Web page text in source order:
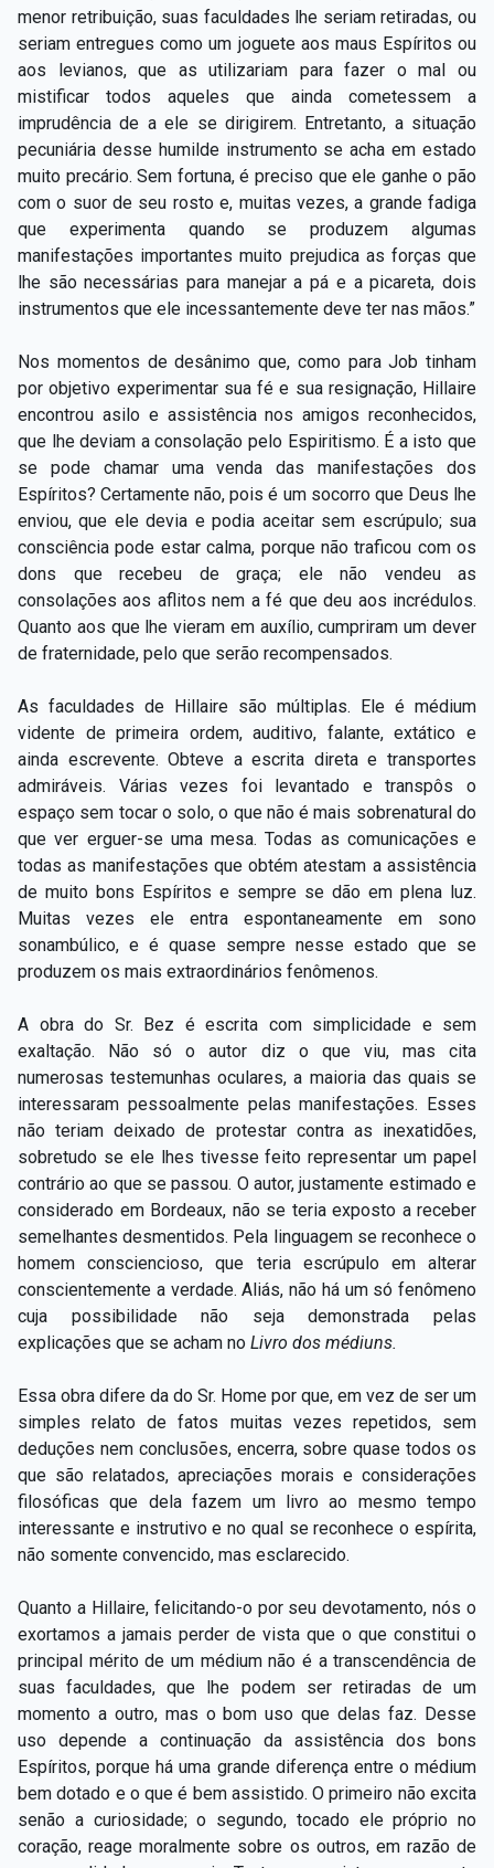
menor retribuição, suas faculdades lhe seriam retiradas, ou
seriam entregues como um joguete aos maus Espíritos ou
aos levianos, que as utilizariam para fazer o mal ou
mistificar todos aqueles que ainda cometessem a
imprudência de a ele se dirigirem. Entretanto, a situação
pecuniária desse humilde instrumento se acha em estado
muito precário. Sem fortuna, é preciso que ele ganhe o pão
com o suor de seu rosto e, muitas vezes, a grande fadiga
que experimenta quando se produzem algumas
manifestações importantes muito prejudica as forças que
lhe são necessárias para manejar a pá e a picareta, dois
instrumentos que ele incessantemente deve ter nas mãos.”
Nos momentos de desânimo que, como para Job tinham
por objetivo experimentar sua fé e sua resignação, Hillaire
encontrou asilo e assistência nos amigos reconhecidos,
que lhe deviam a consolação pelo Espiritismo. É a isto que
se pode chamar uma venda das manifestações dos
Espíritos? Certamente não, pois é um socorro que Deus lhe
enviou, que ele devia e podia aceitar sem escrúpulo; sua
consciência pode estar calma, porque não traficou com os
dons que recebeu de graça; ele não vendeu as
consolações aos aflitos nem a fé que deu aos incrédulos.
Quanto aos que lhe vieram em auxílio, cumpriram um dever
de fraternidade, pelo que serão recompensados.
As faculdades de Hillaire são múltiplas. Ele é médium
vidente de primeira ordem, auditivo, falante, extático e
ainda escrevente. Obteve a escrita direta e transportes
admiráveis. Várias vezes foi levantado e transpôs o
espaço sem tocar o solo, o que não é mais sobrenatural do
que ver erguer-se uma mesa. Todas as comunicações e
todas as manifestações que obtém atestam a assistência
de muito bons Espíritos e sempre se dão em plena luz.
Muitas vezes ele entra espontaneamente em sono
sonambúlico, e é quase sempre nesse estado que se
produzem os mais extraordinários fenômenos.
A obra do Sr. Bez é escrita com simplicidade e sem
exaltação. Não só o autor diz o que viu, mas cita
numerosas testemunhas oculares, a maioria das quais se
interessaram pessoalmente pelas manifestações. Esses
não teriam deixado de protestar contra as inexatidões,
sobretudo se ele lhes tivesse feito representar um papel
contrário ao que se passou. O autor, justamente estimado e
considerado em Bordeaux, não se teria exposto a receber
semelhantes desmentidos. Pela linguagem se reconhece o
homem consciencioso, que teria escrúpulo em alterar
conscientemente a verdade. Aliás, não há um só fenômeno
cuja possibilidade não seja demonstrada pelas
explicações que se acham no Livro dos médiuns.
Essa obra difere da do Sr. Home por que, em vez de ser um
simples relato de fatos muitas vezes repetidos, sem
deduções nem conclusões, encerra, sobre quase todos os
que são relatados, apreciações morais e considerações
filosóficas que dela fazem um livro ao mesmo tempo
interessante e instrutivo e no qual se reconhece o espírita,
não somente convencido, mas esclarecido.
Quanto a Hillaire, felicitando-o por seu devotamento, nós o
exortamos a jamais perder de vista que o que constitui o
principal mérito de um médium não é a transcendência de
suas faculdades, que lhe podem ser retiradas de um
momento a outro, mas o bom uso que delas faz. Desse
uso depende a continuação da assistência dos bons
Espíritos, porque há uma grande diferença entre o médium
bem dotado e o que é bem assistido. O primeiro não excita
senão a curiosidade; o segundo, tocado ele próprio no
coração, reage moralmente sobre os outros, em razão de